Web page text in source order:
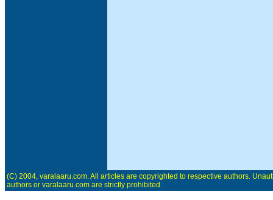
(C) 2004, varalaaru.com. All articles are copyrighted to respective authors.
authors or varalaaru.com are strictly prohibited.